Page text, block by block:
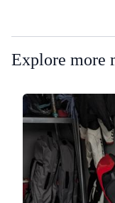
Explore more